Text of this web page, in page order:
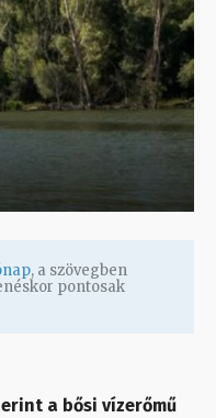
, a szövegben
pontosak
a bősi vízerőmű